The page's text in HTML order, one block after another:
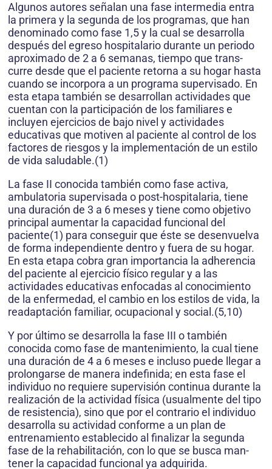
Algunos autores señalan una fase in­termedia entra
la primera y la segun­da de los programas, que han
deno­minado como fase 1,5 y la cual se desarrolla
después del egreso hospi­talario durante un periodo
aproxima­do de 2 a 6 semanas, tiempo que trans­
curre desde que el paciente retorna a su hogar hasta
cuando se incorpora a un programa supervisado. En
esta etapa también se desarrollan activida­des que
cuentan con la participación de los familiares e
incluyen ejercicios de bajo nivel y actividades
educativas que motiven al paciente al control de los
factores de riesgos y la implemen­tación de un estilo
de vida saluda­ble.(1)
La fase II conocida también como fase activa,
ambulatoria supervisada o post-hospitalaria, tiene
una duración de 3 a 6 meses y tiene como objetivo
prin­cipal aumentar la capacidad funcional del
paciente(1) para conseguir que éste se desenvuelva
de forma independien­te dentro y fuera de su hogar.
En esta etapa cobra gran importancia la ad­herencia
del paciente al ejercicio físi­co regular y a las
actividades educa­tivas enfocadas al conocimiento
de la enfermedad, el cambio en los estilos de vida, la
readaptación familiar, ocu­pacional y social.(5,10)
Y por último se desarrolla la fase III o también
conocida como fase de mantenimiento, la cual tiene
una du­ración de 4 a 6 meses e incluso pue­de llegar a
prolongarse de manera in­definida; en esta fase el
individuo no requiere supervisión continua duran­te la
realización de la actividad física (usualmente del tipo
de resistencia), sino que por el contrario el individuo
desarrolla su actividad conforme a un plan de
entrenamiento establecido al finalizar la segunda
fase de la reha­bilitación, con lo que se busca man­
tener la capacidad funcional ya ad­quirida.